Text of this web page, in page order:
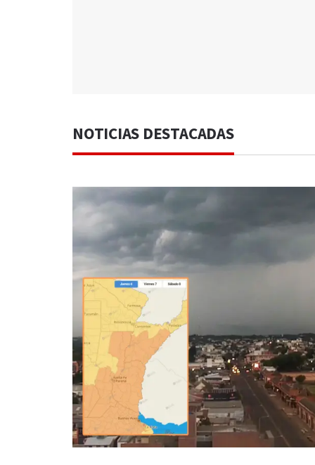
NOTICIAS DESTACADAS